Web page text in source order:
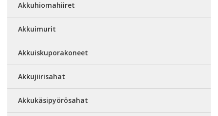
Akkuhiomahiiret
Akkuimurit
Akkuiskuporakoneet
Akkujiirisahat
Akkukäsipyörösahat